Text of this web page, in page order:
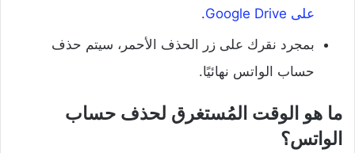
على Google Drive
.
بمجرد نقرك على زر الحذف الأحمر، سيتم حذف
حساب الواتس نهائيًا.
ما هو الوقت المُستغرق لحذف حساب
الواتس؟